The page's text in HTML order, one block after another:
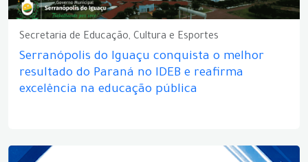
Secretaria de Educação, Cultura e Esportes
Serranópolis do Iguaçu conquista o melhor
resultado do Paraná no IDEB e reafirma
excelência na educação pública